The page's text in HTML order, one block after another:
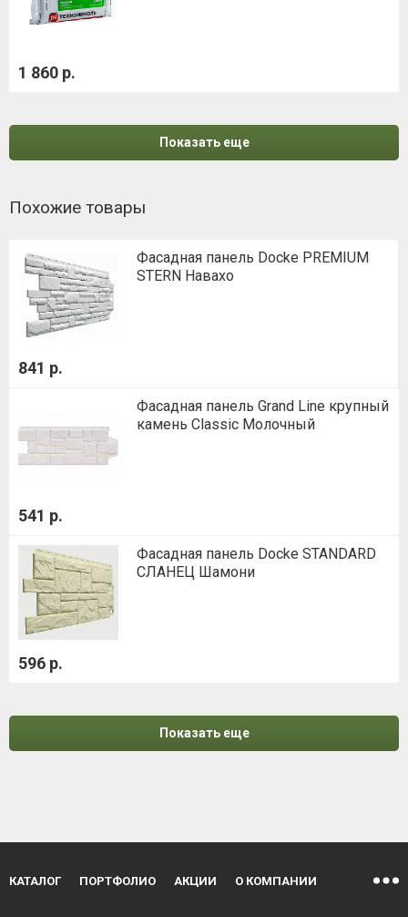
1 860 р.
Показать еще
Похожие товары
Фасадная панель Docke PREMIUM
STERN Навахо
841 р.
Фасадная панель Grand Line крупный
камень Classic Молочный
541 р.
Фасадная панель Docke STANDARD
СЛАНЕЦ Шамони
596 р.
Показать еще
КАТАЛОГ ПОРТФОЛИО АКЦИИ О КОМПАНИИ